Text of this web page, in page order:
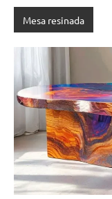
madeira
de
incluindo
designs
de
mesas
de
jantar
de
resina
e
Mesa resinada